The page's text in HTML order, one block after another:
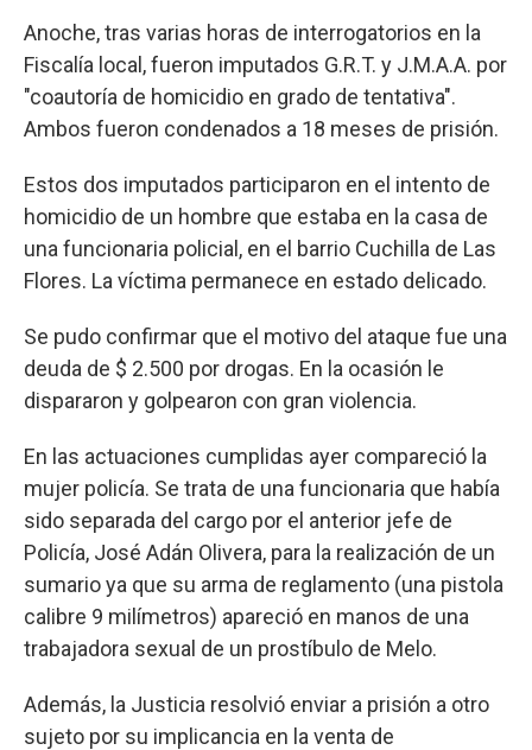
Anoche, tras varias horas de interrogatorios en la
Fiscalía local, fueron imputados G.R.T. y J.M.A.A. por
"coautoría de homicidio en grado de tentativa".
Ambos fueron condenados a 18 meses de prisión.
Estos dos imputados participaron en el intento de
homicidio de un hombre que estaba en la casa de
una funcionaria policial, en el barrio Cuchilla de Las
Flores. La víctima permanece en estado delicado.
Se pudo confirmar que el motivo del ataque fue una
deuda de $ 2.500 por drogas. En la ocasión le
dispararon y golpearon con gran violencia.
En las actuaciones cumplidas ayer compareció la
mujer policía. Se trata de una funcionaria que había
sido separada del cargo por el anterior jefe de
Policía, José Adán Olivera, para la realización de un
sumario ya que su arma de reglamento (una pistola
calibre 9 milímetros) apareció en manos de una
trabajadora sexual de un prostíbulo de Melo.
Además, la Justicia resolvió enviar a prisión a otro
sujeto por su implicancia en la venta de